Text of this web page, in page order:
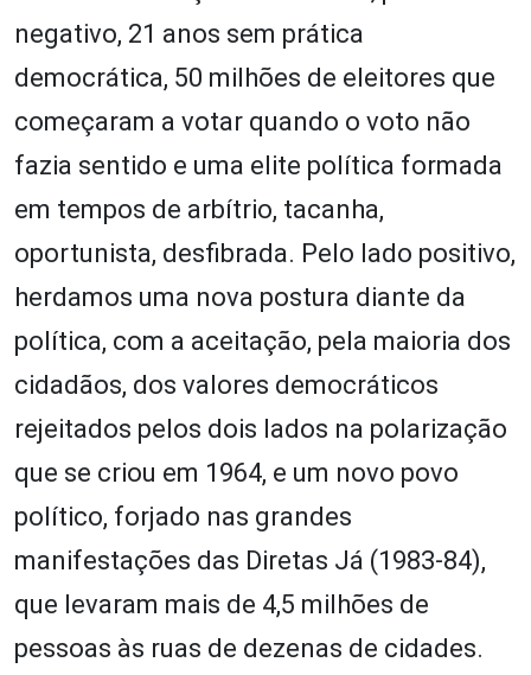
negativo, 21 anos sem prática
democrática, 50 milhões de eleitores que
começaram a votar quando o voto não
fazia sentido e uma elite política formada
em tempos de arbítrio, tacanha,
oportunista, desfibrada. Pelo lado positivo,
herdamos uma nova postura diante da
política, com a aceitação, pela maioria dos
cidadãos, dos valores democráticos
rejeitados pelos dois lados na polarização
que se criou em 1964, e um novo povo
político, forjado nas grandes
manifestações das Diretas Já (1983-84),
que levaram mais de 4,5 milhões de
pessoas às ruas de dezenas de cidades.